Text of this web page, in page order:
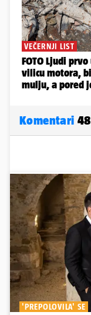
Komentari 48
'PREPOLOVILA' SE